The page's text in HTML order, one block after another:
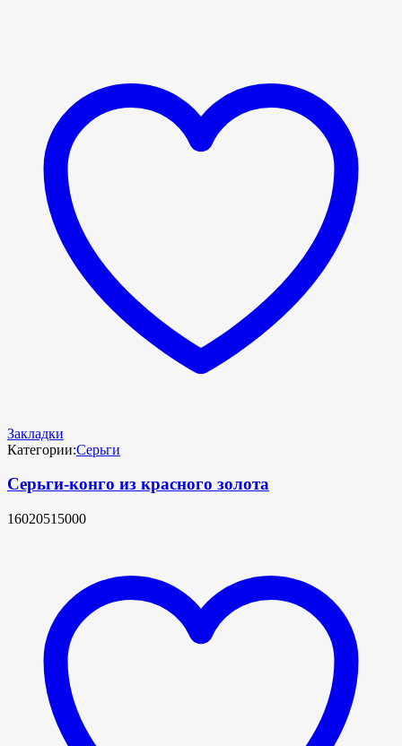
Закладки
Категории:Серьги
Серьги-конго из красного золота
16020515000